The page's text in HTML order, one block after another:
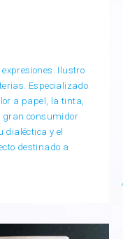
Ilustro
Especializado
a papel, la tinta,
gran consumidor
dialéctica y el
destinado a